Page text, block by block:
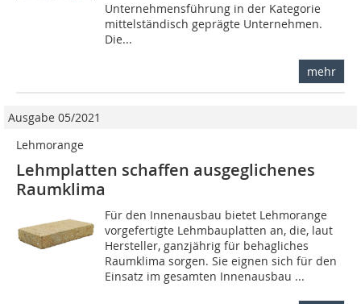
Unternehmensfüh­rung in der Kategorie
mittelständisch geprägte Unternehmen.
Die...
mehr
Ausgabe 05/2021
Lehmorange
Lehmplatten schaffen ausgeglichenes
Raumklima
Für den Innenausbau bietet Lehmorange
vorgefertigte Lehmbauplatten an, die, laut
Hersteller, ganzjährig für behagliches
Raumklima sorgen. Sie eignen sich für den
Einsatz im gesamten Innenausbau ...